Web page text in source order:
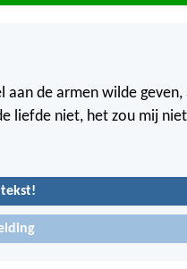
de armen wilde
liefde niet, het zou mij